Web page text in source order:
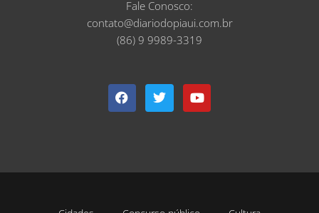
Fale Conosco:
contato@diariodopiaui.com.br
(86) 9 9989-3319